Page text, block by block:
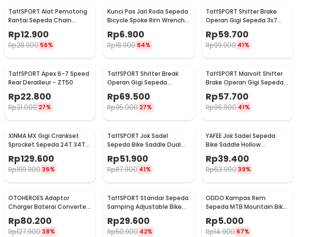
TaffSPORT Alat Pemotong
Rantai Sepeda Chain
Rp12.900
Rp28.900 56%
Kunci Pas Jari Roda Sepeda
Bicycle Spoke Rim Wrench 8
Way - W805
Rp6.900
Rp18.900 64%
TaffSPORT Shifter Brake
Operan Gigi Sepeda 3x7
Rp59.700
Rp99.900 41%
TaffSPORT Apex 6-7 Speed
Rear Derailleur - ZT50
Rp22.800
Rp31.000 27%
TaffSPORT Shifter Break
Operan Gigi Sepeda
Universal 3x9 Speed 2 PCS -
SL-M370
Rp69.500
Rp95.000 27%
TaffSPORT Marvolt Shifter
Brake Operan Gigi Sepeda
Rp57.700
Rp96.900 41%
XINMA MX Gigi Crankset
Sprocket Sepeda 24T 34T
42T 7/8/9 Speed - TL-82-L
Rp129.600
Rp199.90036%
TaffSPORT Jok Sadel
Sepeda Bike Saddle Dual
- ZF25
Rp51.900
Rp87.900 41%
YAFEE Jok Sadel Sepeda
Bike Saddle Hollow
Ergonomic Breathable -
FX12
Rp39.400
Rp63.90039%
OTOHEROES Adaptor
Charger Baterai Converter
Aki Motor Skuter 48V 20Ah -
YF2021-12
Rp80.200
Rp127.90038%
TaffSPORT Standar Sepeda
Samping Adjustable Bike
Kickstand 34-39cm - Z50
Rp29.600
Rp50.900 42%
ODDO Kampas Rem
Sepeda MTB Mountain Bike
B39
Rp5.000
Rp14.900 67%